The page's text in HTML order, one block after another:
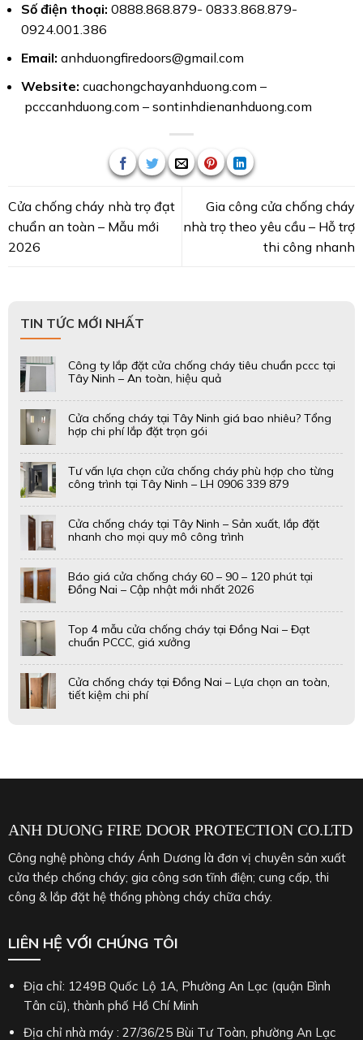
Số điện thoại: 0888.868.879- 0833.868.879-
0924.001.386
Email: anhduongfiredoors@gmail.com
Website: cuachongchayanhduong.com –
pcccanhduong.com – sontinhdienanhduong.com
Cửa chống cháy nhà trọ đạt
chuẩn an toàn – Mẫu mới
2026
Gia công cửa chống cháy
nhà trọ theo yêu cầu – Hỗ trợ
thi công nhanh
TIN TỨC MỚI NHẤT
Công ty lắp đặt cửa chống cháy tiêu chuẩn pccc tại
Tây Ninh – An toàn, hiệu quả
Cửa chống cháy tại Tây Ninh giá bao nhiêu? Tổng
hợp chi phí lắp đặt trọn gói
Tư vấn lựa chọn cửa chống cháy phù hợp cho từng
công trình tại Tây Ninh – LH 0906 339 879
Cửa chống cháy tại Tây Ninh – Sản xuất, lắp đặt
nhanh cho mọi quy mô công trình
Báo giá cửa chống cháy 60 – 90 – 120 phút tại
Đồng Nai – Cập nhật mới nhất 2026
Top 4 mẫu cửa chống cháy tại Đồng Nai – Đạt
chuẩn PCCC, giá xưởng
Cửa chống cháy tại Đồng Nai – Lựa chọn an toàn,
tiết kiệm chi phí
ANH DUONG FIRE DOOR PROTECTION CO.LTD
Công nghệ phòng cháy Ánh Dương là đơn vị chuyên sản xuất
cửa thép chống cháy; gia công sơn tĩnh điện; cung cấp, thi
công & lắp đặt hệ thống phòng cháy chữa cháy.
LIÊN HỆ VỚI CHÚNG TÔI
Địa chỉ: 1249B Quốc Lộ 1A, Phường An Lạc (quận Bình
Tân cũ), thành phố Hồ Chí Minh
Địa chỉ nhà máy : 27/36/25 Bùi Tư Toàn, phường An Lạc